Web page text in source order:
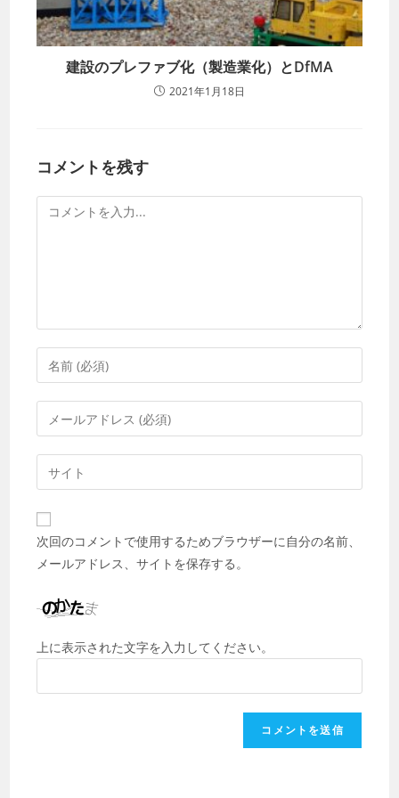
建設のプレファブ化（製造業化）とDfMA
2021年1月18日
コメントを残す
次回のコメントで使用するためブラウザーに自分の名前、
メールアドレス、サイトを保存する。
上に表示された文字を入力してください。